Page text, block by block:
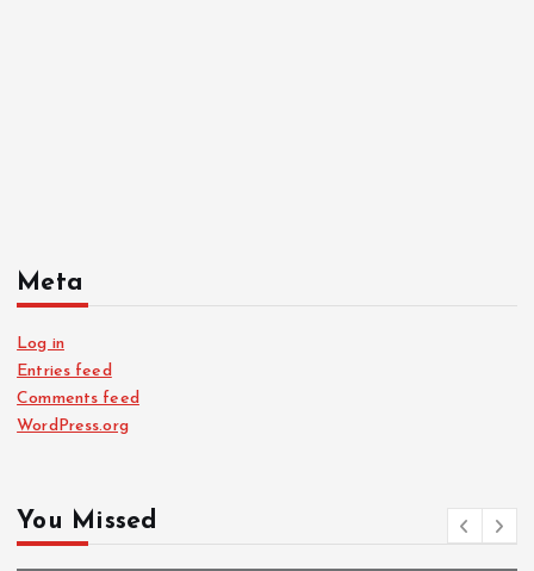
Meta
Log in
Entries feed
Comments feed
WordPress.org
You Missed